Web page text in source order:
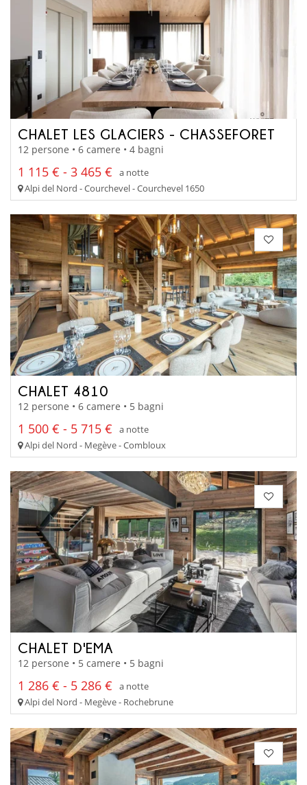
CHALET LES GLACIERS - CHASSEFORET
12 persone • 6 camere • 4 bagni
1 115 € - 3 465 €
a notte
Alpi del Nord - Courchevel - Courchevel 1650
CHALET 4810
12 persone • 6 camere • 5 bagni
1 500 € - 5 715 €
a notte
Alpi del Nord - Megève - Combloux
CHALET D'EMA
12 persone • 5 camere • 5 bagni
1 286 € - 5 286 €
a notte
Alpi del Nord - Megève - Rochebrune